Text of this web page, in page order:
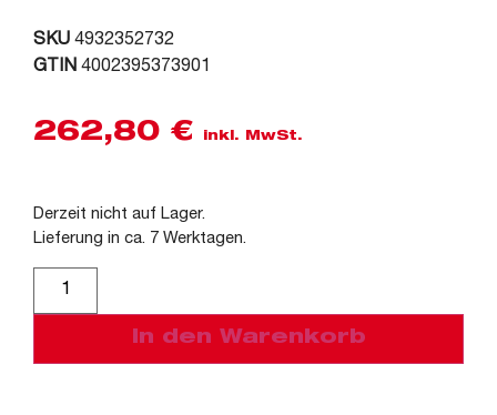
SKU 4932352732
GTIN 4002395373901
262,80 € inkl. MwSt.
Derzeit nicht auf Lager.
Lieferung in ca. 7 Werktagen.
In den Warenkorb